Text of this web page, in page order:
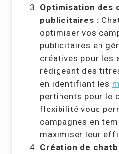
Optimisation des
publicitaires :
optimiser vos
publicitaires en
créatives pour les
rédigeant des
en identifiant les
pertinents pour le
flexibilité vous
campagnes en
maximiser leur
Création de